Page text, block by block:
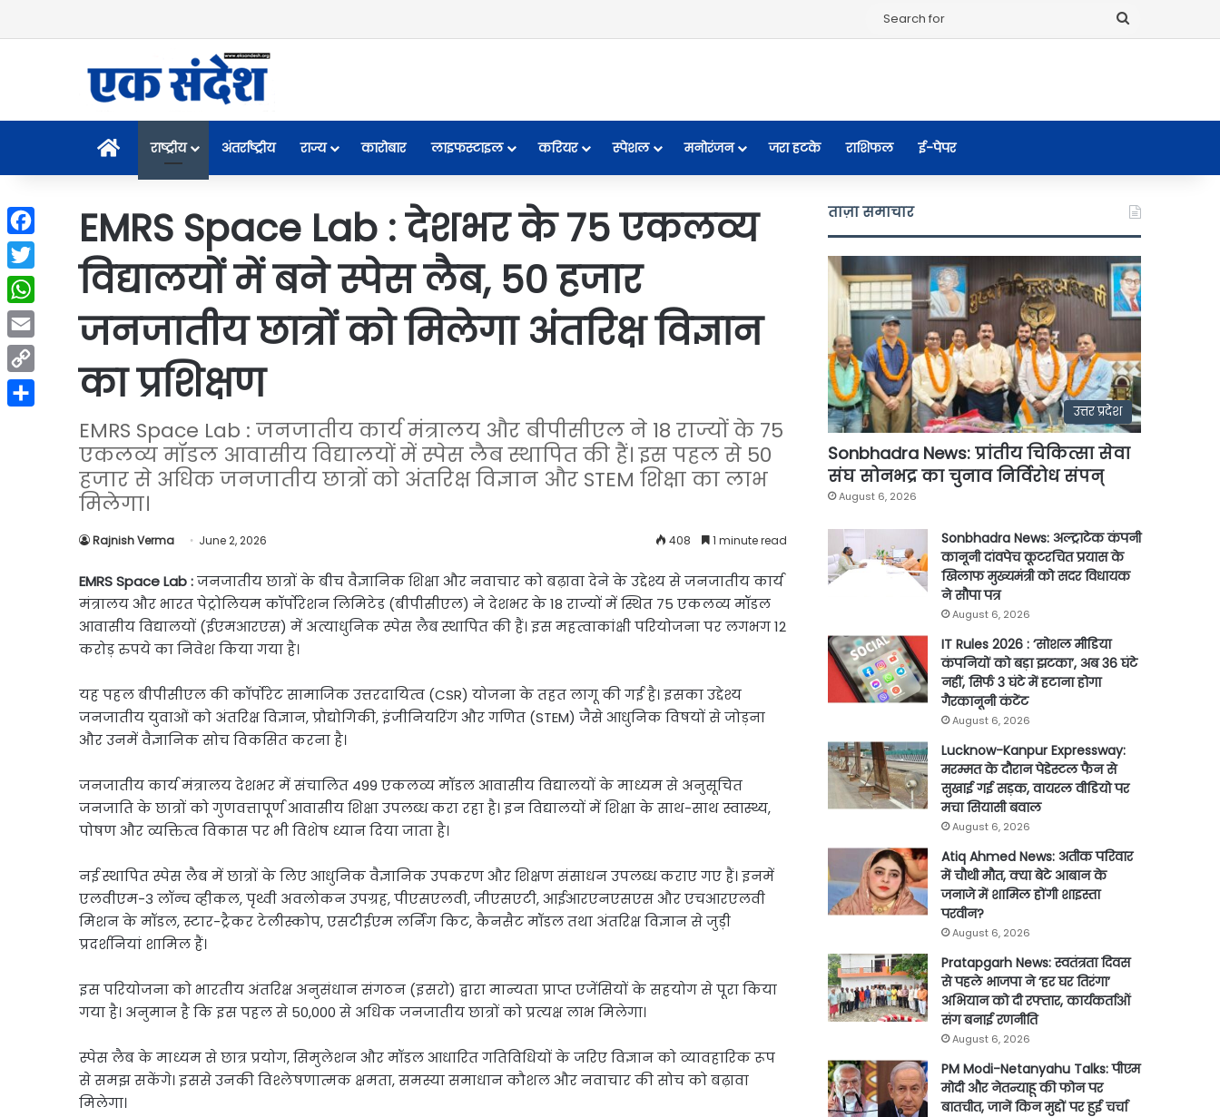
Homeराष्ट्रीय अंतर्राष्ट्रीय राज्य कारोबार लाइफस्टाइल करियर स्पेशल मनोरंजन जरा हटके राशिफल ई-पेपर
EMRS Space Lab : देशभर के 75 एकलव्य
विद्यालयों में बने स्पेस लैब, 50 हजार
जनजातीय छात्रों को मिलेगा अंतरिक्ष विज्ञान
का प्रशिक्षण
EMRS Space Lab : जनजातीय कार्य मंत्रालय और बीपीसीएल ने 18 राज्यों के 75
एकलव्य मॉडल आवासीय विद्यालयों में स्पेस लैब स्थापित की हैं। इस पहल से 50
हजार से अधिक जनजातीय छात्रों को अंतरिक्ष विज्ञान और STEM शिक्षा का लाभ
मिलेगा।
Rajnish Verma June 2, 2026 408 1 minute read
EMRS Space Lab :जनजातीय छात्रों के बीच वैज्ञानिक शिक्षा और नवाचार को बढ़ावा देने के उद्देश्य से जनजातीय कार्य
मंत्रालय और भारत पेट्रोलियम कॉर्पोरेशन लिमिटेड (बीपीसीएल) ने देशभर के 18 राज्यों में स्थित 75 एकलव्य मॉडल
आवासीय विद्यालयों (ईएमआरएस) में अत्याधुनिक स्पेस लैब स्थापित की हैं। इस महत्वाकांक्षी परियोजना पर लगभग 12
करोड़ रुपये का निवेश किया गया है।
यह पहल बीपीसीएल की कॉर्पोरेट सामाजिक उत्तरदायित्व (CSR) योजना के तहत लागू की गई है। इसका उद्देश्य
जनजातीय युवाओं को अंतरिक्ष विज्ञान, प्रौद्योगिकी, इंजीनियरिंग और गणित (STEM) जैसे आधुनिक विषयों से जोड़ना
और उनमें वैज्ञानिक सोच विकसित करना है।
जनजातीय कार्य मंत्रालय देशभर में संचालित 499 एकलव्य मॉडल आवासीय विद्यालयों के माध्यम से अनुसूचित
जनजाति के छात्रों को गुणवत्तापूर्ण आवासीय शिक्षा उपलब्ध करा रहा है। इन विद्यालयों में शिक्षा के साथ-साथ स्वास्थ्य,
पोषण और व्यक्तित्व विकास पर भी विशेष ध्यान दिया जाता है।
नई स्थापित स्पेस लैब में छात्रों के लिए आधुनिक वैज्ञानिक उपकरण और शिक्षण संसाधन उपलब्ध कराए गए हैं। इनमें
एलवीएम-3 लॉन्च व्हीकल, पृथ्वी अवलोकन उपग्रह, पीएसएलवी, जीएसएटी, आईआरएनएसएस और एचआरएलवी
मिशन के मॉडल, स्टार-ट्रैकर टेलीस्कोप, एसटीईएम लर्निंग किट, कैनसैट मॉडल तथा अंतरिक्ष विज्ञान से जुड़ी
प्रदर्शनियां शामिल हैं।
इस परियोजना को भारतीय अंतरिक्ष अनुसंधान संगठन (इसरो) द्वारा मान्यता प्राप्त एजेंसियों के सहयोग से पूरा किया
गया है। अनुमान है कि इस पहल से 50,000 से अधिक जनजातीय छात्रों को प्रत्यक्ष लाभ मिलेगा।
स्पेस लैब के माध्यम से छात्र प्रयोग, सिमुलेशन और मॉडल आधारित गतिविधियों के जरिए विज्ञान को व्यावहारिक रूप
से समझ सकेंगे। इससे उनकी विश्लेषणात्मक क्षमता, समस्या समाधान कौशल और नवाचार की सोच को बढ़ावा
मिलेगा।
ताज़ा समाचार
उत्तर प्रदेश
Sonbhadra News: प्रांतीय चिकित्सा सेवा
संघ सोनभद्र का चुनाव निर्विरोध संपन्
August 6, 2026
Sonbhadra News: अल्ट्राटेक कंपनी
कानूनी दांवपेच कूटरचित प्रयास के
खिलाफ मुख्यमंत्री को सदर विधायक
ने सौपा पत्र
August 6, 2026
IT Rules 2026 : ‘सोशल मीडिया
कंपनियों को बड़ा झटका’, अब 36 घंटे
नहीं, सिर्फ 3 घंटे में हटाना होगा
गैरकानूनी कंटेंट
August 6, 2026
Lucknow-Kanpur Expressway:
मरम्मत के दौरान पेडेस्टल फैन से
सुखाई गई सड़क, वायरल वीडियो पर
मचा सियासी बवाल
August 6, 2026
Atiq Ahmed News: अतीक परिवार
में चौथी मौत, क्या बेटे आबान के
जनाजे में शामिल होंगी शाइस्ता
परवीन?
August 6, 2026
Pratapgarh News: स्वतंत्रता दिवस
से पहले भाजपा ने ‘हर घर तिरंगा’
अभियान को दी रफ्तार, कार्यकर्ताओं
संग बनाई रणनीति
August 6, 2026
PM Modi-Netanyahu Talks: पीएम
मोदी और नेतन्याहू की फोन पर
बातचीत, जानें किन मुद्दों पर हुई चर्चा
Facebook
Twitter
WhatsApp
Email
Copy
Link